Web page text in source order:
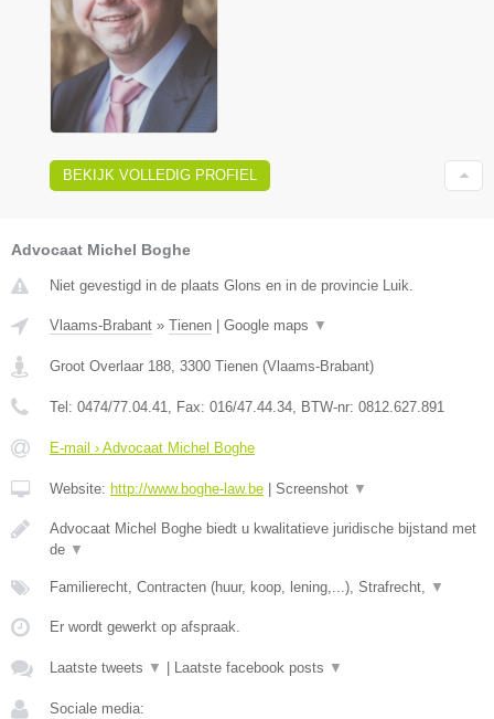
BEKIJK VOLLEDIG PROFIEL
Advocaat Michel Boghe
Niet gevestigd in de plaats Glons en in de provincie Luik.
Vlaams-Brabant » Tienen | Google maps ▼
Groot Overlaar 188 3300 Tienen (Vlaams-Brabant)
Tel: 0474/77.04.41 , Fax: 016/47.44.34 , BTW-nr: ​0812.627.891
E-mail › Advocaat Michel Boghe
Website: http://www.boghe-law.be | Screenshot ▼
Advocaat Michel Boghe biedt u kwalitatieve juridische bijstand met
de ▼
Familierecht, Contracten (huur, koop, lening,...), Strafrecht, ▼
Er wordt gewerkt op afspraak.
Laatste tweets ▼ | Laatste facebook posts ▼
Sociale media: